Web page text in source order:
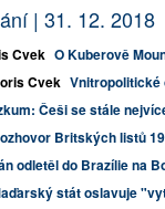
| 31. 12. 2018
Cvek O Kuberově
Cvek Vnitropolitické
Češi se stále
Britských listů
odletěl do Brazílie na
stát oslavuje